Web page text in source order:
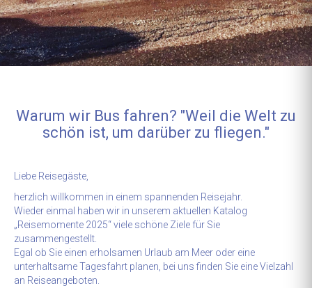
Warum wir Bus fahren? "Weil die Welt zu
schön ist, um darüber zu fliegen."
Liebe Reisegäste,
herzlich willkommen in einem spannenden Reisejahr.
Wieder einmal haben wir in unserem aktuellen Katalog
„Reisemomente 2025“ viele schöne Ziele für Sie
zusammengestellt.
Egal ob Sie einen erholsamen Urlaub am Meer oder eine
unterhaltsame Tagesfahrt planen, bei uns finden Sie eine Vielzahl
an Reiseangeboten.